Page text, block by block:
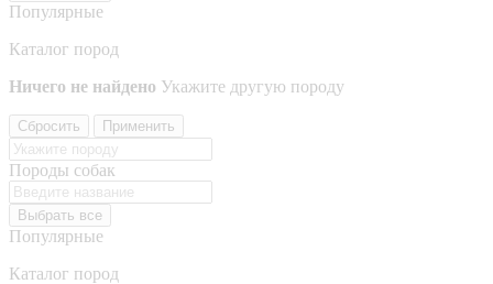
Популярные
Каталог пород
Ничего не найдено Укажите другую породу
Сбросить Применить
Породы собак
Выбрать все
Популярные
Каталог пород